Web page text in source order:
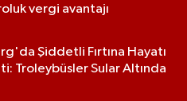
vergi avantajı
Şiddetli Fırtına Hayatı
Troleybüsler Sular Altında